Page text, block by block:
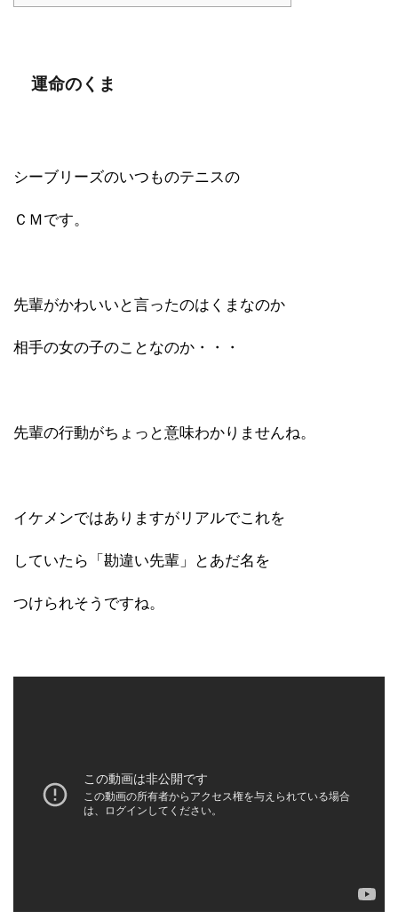
運命のくま
シーブリーズのいつものテニスの
ＣＭです。
先輩がかわいいと言ったのはくまなのか
相手の女の子のことなのか・・・
先輩の行動がちょっと意味わかりませんね。
イケメンではありますがリアルでこれを
していたら「勘違い先輩」とあだ名を
つけられそうですね。